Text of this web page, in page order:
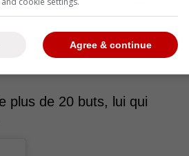
des équipes s'intéressent à
plus de 20 buts, lui qui
Agree & continue